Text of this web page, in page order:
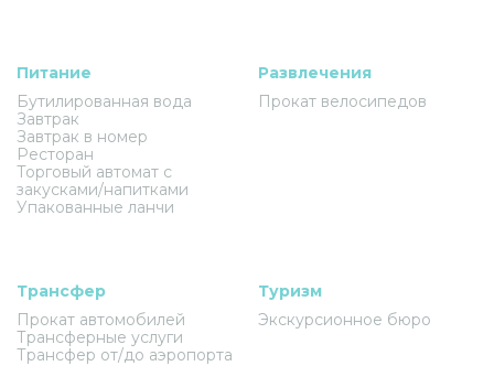
Питание
Бутилированная вода
Завтрак
Завтрак в номер
Ресторан
Торговый автомат с
закусками/напитками
Упакованные ланчи
Развлечения
Прокат велосипедов
Трансфер
Прокат автомобилей
Трансферные услуги
Трансфер от/до аэропорта
Туризм
Экскурсионное бюро